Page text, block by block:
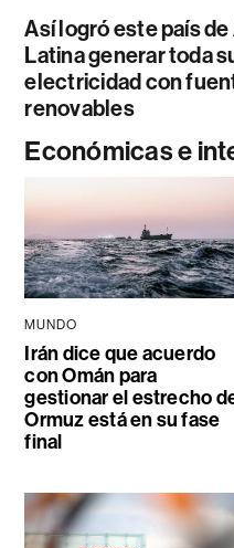
Así logró este país
Latina generar toda
electricidad con
renovables
Económicas e
MUNDO
Irán dice que acuerdo
con Omán para
gestionar el estrecho
Ormuz está en su fase
final